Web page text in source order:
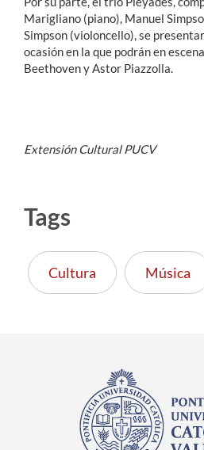
Marigliano (piano), Manuel
Simpson (violoncello), se
ocasión en la que podrán en
Beethoven y Astor Piazzolla.
Extensión Cultural PUCV
Tags
Cultura Música